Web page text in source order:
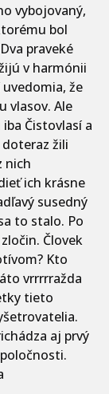
vybojovaný,
bol
praveké
v harmónii
že
vlasov. Ale
Čistovlasí a
žili
nich
ich krásne
susedný
to stalo. Po
Človek
Kto
vrrrrražda
tieto
aj prvý